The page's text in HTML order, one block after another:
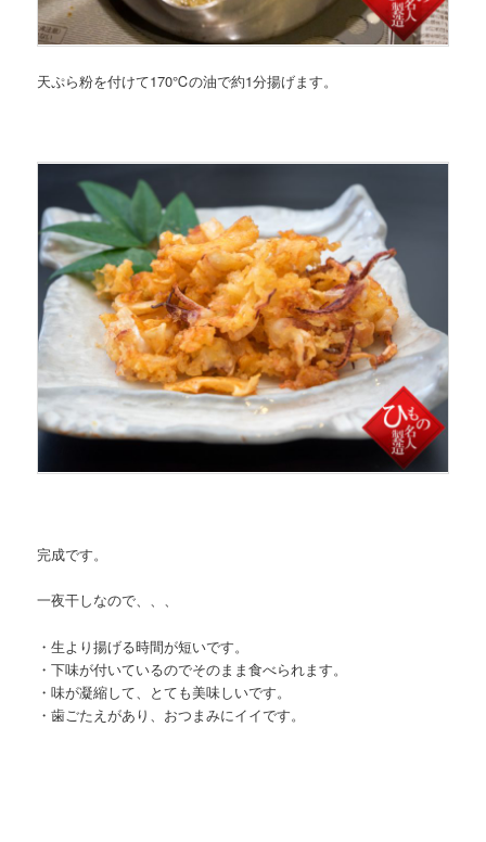
天ぷら粉を付けて170℃の油で約1分揚げます。
完成です。
一夜干しなので、、、
・生より揚げる時間が短いです。
・下味が付いているのでそのまま食べられます。
・味が凝縮して、とても美味しいです。
・歯ごたえがあり、おつまみにイイです。